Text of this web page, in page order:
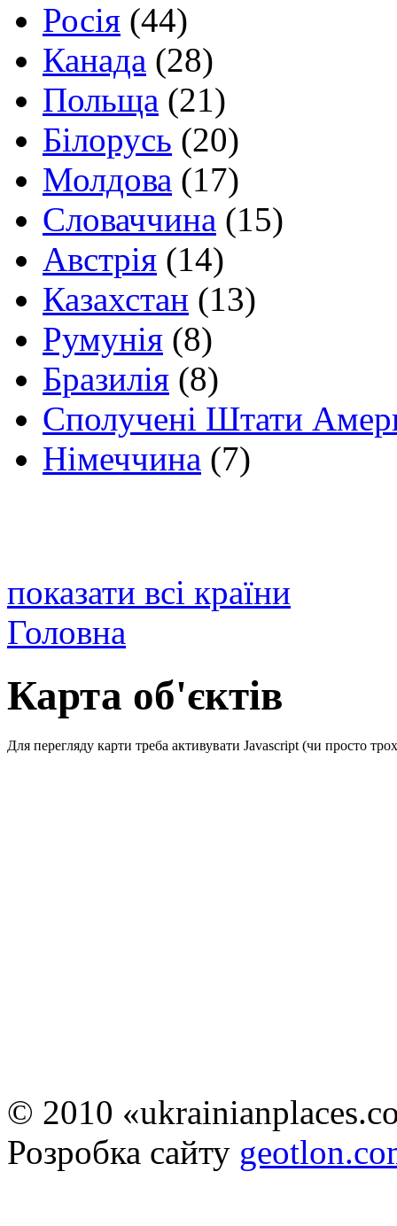
Росія (44)
Канада (28)
Польща (21)
Білорусь (20)
Молдова (17)
Словаччина (15)
Австрія (14)
Казахстан (13)
Румунія (8)
Бразилія (8)
Сполучені Штати
Німеччина (7)
показати всі країни
Головна
Карта об'єктів
Для перегляду карти треба активувати Javascript (чи просто
© 2010
Розробка сайту